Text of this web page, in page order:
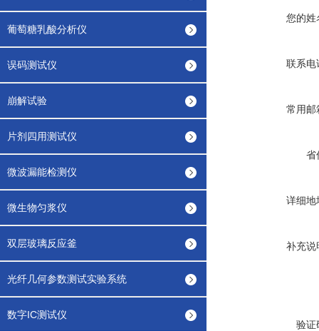
葡萄糖乳酸分析仪
误码测试仪
崩解试验
片剂四用测试仪
微波漏能检测仪
微生物匀浆仪
双层玻璃反应釜
光纤几何参数测试实验系统
数字IC测试仪
您的姓
联系电
常用邮
省
详细地
补充说
验证